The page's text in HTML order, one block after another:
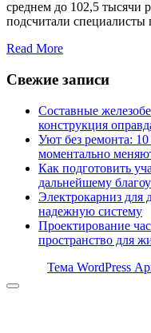
среднем до 102,5 тысячи
подсчитали специалисты
Read More
Свежие записи
Составные
конструкция
Уют без ремонта:
моментально
Как подготовить
дальнейшему
Электрокарниз для
надежную систему
Проектирование
пространство для
Тема WordPress